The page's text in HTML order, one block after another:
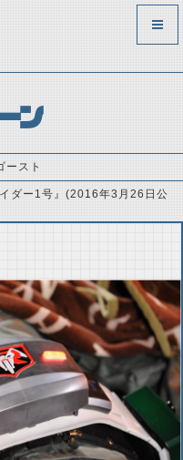
ン
ースト
イダー1号』(2016年3月26日公